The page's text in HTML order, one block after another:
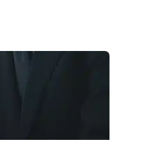
Maineen hallinta